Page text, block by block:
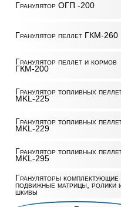
Гранулятор ОГП -200
Гранулятор пеллет ГКМ-260
Гранулятор пеллет и кормов
ГКМ-200
Гранулятор топливных
MKL-225
Гранулятор топливных
MKL-229
Гранулятор топливных
MKL-295
Грануляторы комплектующие
подвижные матрицы, ролики
шкивы